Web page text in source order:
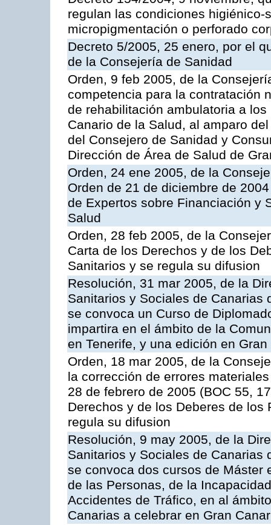
regulan las condiciones
micropigmentación o perforado
Decreto 5/2005, 25 enero, por el
de la Consejería de Sanidad
Orden, 9 feb 2005, de la
competencia para la contratación
de rehabilitación ambulatoria a
Canario de la Salud, al amparo
del Consejero de Sanidad y
Dirección de Área de Salud de
Orden, 24 ene 2005, de la
Orden de 21 de diciembre de
de Expertos sobre Financiación y
Salud
Orden, 28 feb 2005, de la
Carta de los Derechos y de los
Sanitarios y se regula su difusion
Resolución, 31 mar 2005, de la
Sanitarios y Sociales de Canarias
se convoca un Curso de
impartira en el ámbito de la
en Tenerife, y una edición en
Orden, 18 mar 2005, de la
la corrección de errores
28 de febrero de 2005 (BOC 55,
Derechos y de los Deberes de
regula su difusion
Resolución, 9 may 2005, de la
Sanitarios y Sociales de Canarias
se convoca dos cursos de Máster
de las Personas, de la
Accidentes de Tráfico, en al
Canarias a celebrar en Gran